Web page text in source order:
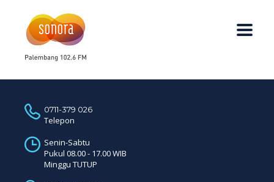
0711-379 026
Telepon
Senin-Sabtu
Pukul 08.00 - 17.00 WIB
Minggu TUTUP